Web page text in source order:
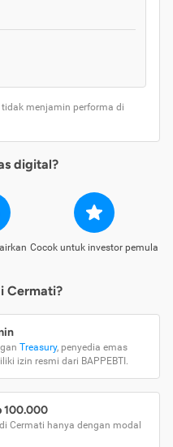
menjamin performa di
digital?
Cocok untuk investor pemula
Cermati?
Treasury, penyedia emas
izin resmi dari BAPPEBTI.
100.000
Cermati hanya dengan modal